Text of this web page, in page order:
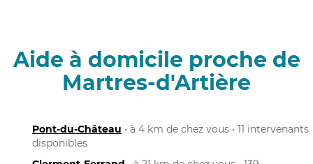
Aide à domicile proche de
Martres-d'Artière
Pont-du-Château • à 4 km de chez vous • 11 intervenants
disponibles